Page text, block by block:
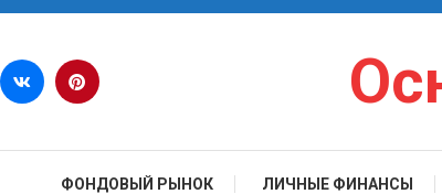
Перейти к содержимому
ФОНДОВЫЙ РЫНОК ЛИЧНЫЕ ФИНАНСЫ